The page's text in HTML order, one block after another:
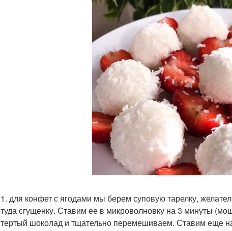
1. для конфет с ягодами мы берем суповую тарелку,
туда сгущенку. Ставим ее в микроволновку на 3 минуты
тертый шоколад и тщательно перемешиваем. Ставим еще